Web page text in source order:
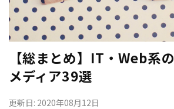
【総まとめ】IT・Web系
メディア39選
更新日: 2020年08月12日